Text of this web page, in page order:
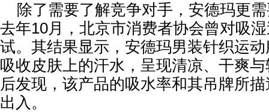
除了需要了解竞争对手，安德玛更
去年10月，北京市消费者协会曾对吸
试。其结果显示，安德玛男装针织运
吸收皮肤上的汗水，呈现清凉、干爽
后发现，该产品的吸水率和其吊牌所
出入。